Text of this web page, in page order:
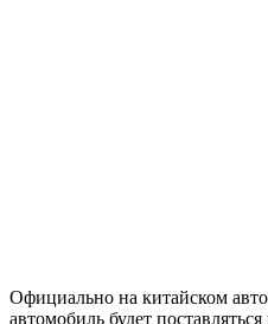
Официально на китайском
автомобиль будет